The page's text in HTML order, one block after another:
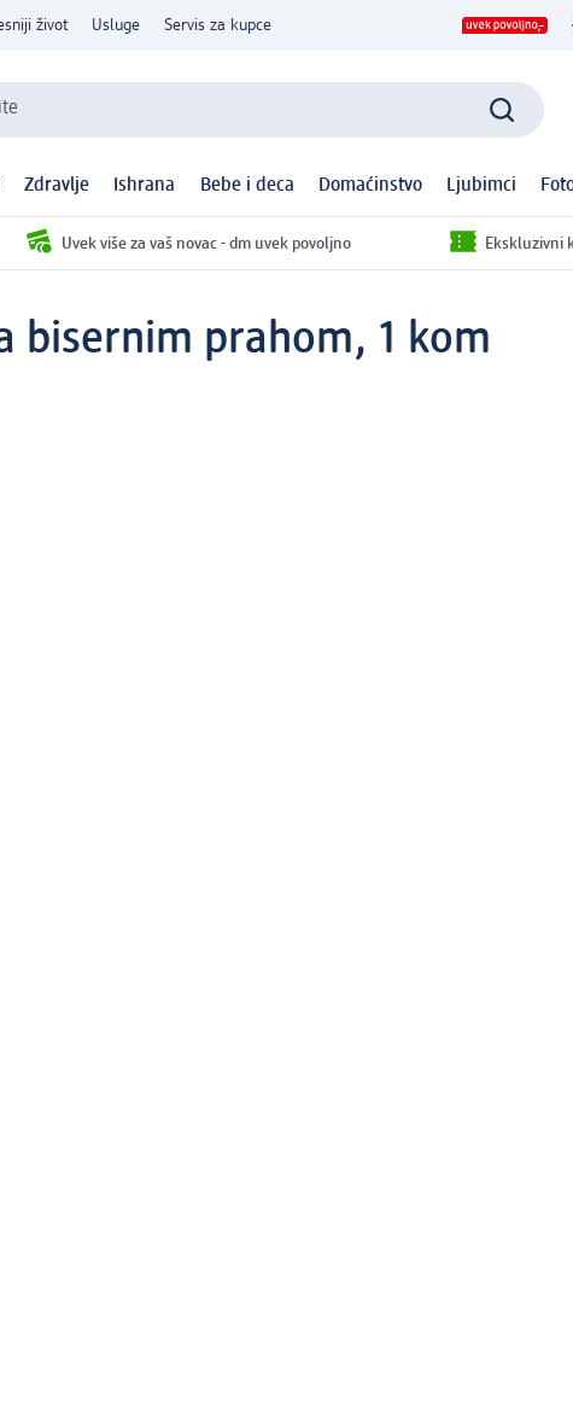
život Usluge Servis za kupce
Zdravlje Ishrana Bebe i deca Domaćinstvo Ljubimci
Uvek više za vaš novac - dm uvek povoljno Ekskluzivni
bisernim prahom, 1 kom